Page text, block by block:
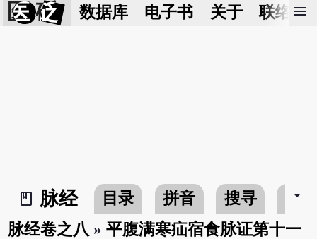
医 砭 数据库 电子书 关于 联络我
menu
book_2
脉经 目录 拼音 搜寻 书介
arrow_drop_down
脉经卷之八 »平腹满寒疝宿食脉证第十一